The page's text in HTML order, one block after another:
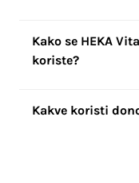
Kako se HEKA
koriste?
Kakve koristi